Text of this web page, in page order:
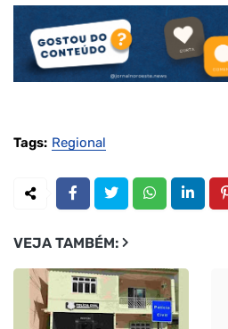
Tags: Regional
VEJA TAMBÉM: